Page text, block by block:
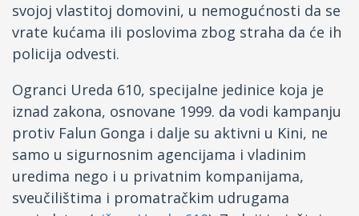
svojoj vlastitoj domovini, u nemogućnosti da se
vrate kućama ili poslovima zbog straha da će ih
policija odvesti.
Ogranci Ureda 610, specijalne jedinice koja je
iznad zakona, osnovane 1999. da vodi kampanju
protiv Falun Gonga i dalje su aktivni u Kini, ne
samo u sigurnosnim agencijama i vladinim
uredima nego i u privatnim kompanijama,
sveučilištima i promatračkim udrugama